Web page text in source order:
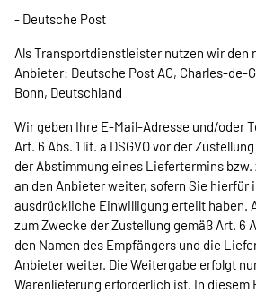
- Deutsche Post
Als Transportdienstleister nutzen wir den
Anbieter: Deutsche Post AG, Charles-de-
Bonn, Deutschland
Wir geben Ihre E-Mail-Adresse und/oder
Art. 6 Abs. 1 lit. a DSGVO vor der
der Abstimmung eines Liefertermins
an den Anbieter weiter, sofern Sie hierfür
ausdrückliche Einwilligung erteilt haben.
zum Zwecke der Zustellung gemäß Art. 6
den Namen des Empfängers und die
Anbieter weiter. Die Weitergabe erfolgt
Warenlieferung erforderlich ist. In diesem